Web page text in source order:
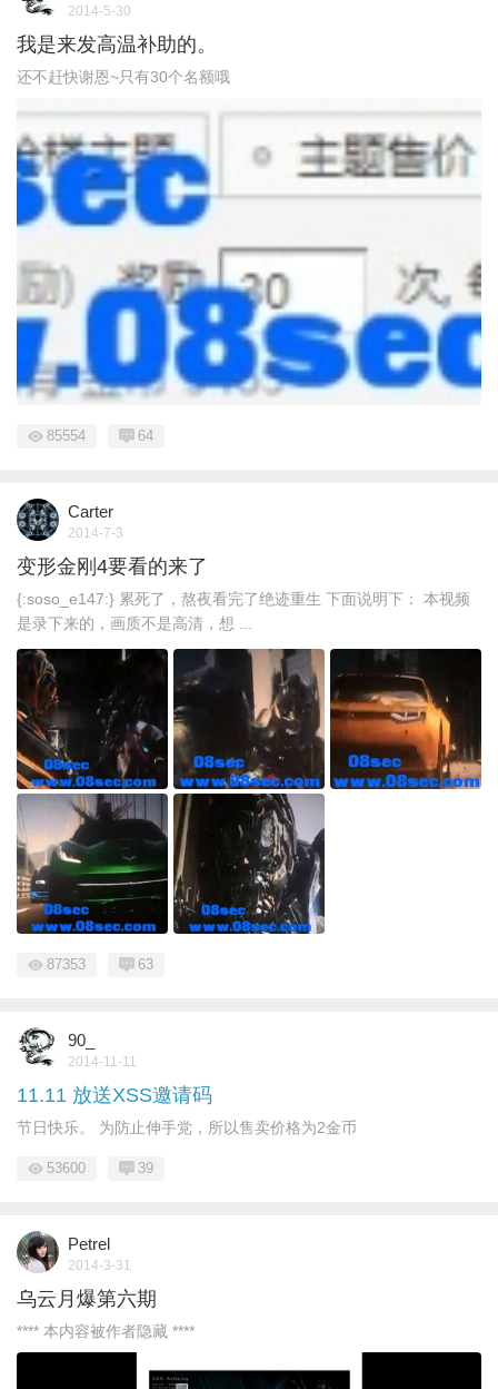
2014-5-30
我是来发高温补助的。
还不赶快谢恩~只有30个名额哦
85554 64
Carter
2014-7-3
变形金刚4要看的来了
{:soso_e147:} 累死了，熬夜看完了绝迹重生 下面说明下： 本视频
是录下来的，画质不是高清，想 ...
87353 63
90_
2014-11-11
11.11 放送XSS邀请码
节日快乐。 为防止伸手党，所以售卖价格为2金币
53600 39
Petrel
2014-3-31
乌云月爆第六期
**** 本内容被作者隐藏 ****